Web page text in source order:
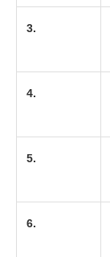
3.
4.
5.
6.